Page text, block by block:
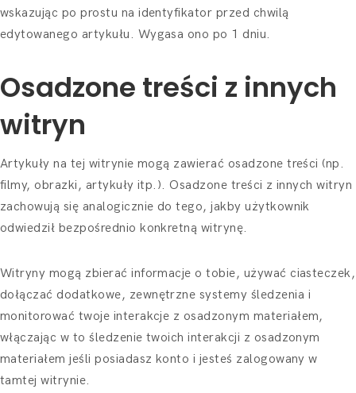
wskazując po prostu na identyfikator przed chwilą
edytowanego artykułu. Wygasa ono po 1 dniu.
Osadzone treści z innych
witryn
Artykuły na tej witrynie mogą zawierać osadzone treści (np.
filmy, obrazki, artykuły itp.). Osadzone treści z innych witryn
zachowują się analogicznie do tego, jakby użytkownik
odwiedził bezpośrednio konkretną witrynę.
Witryny mogą zbierać informacje o tobie, używać ciasteczek,
dołączać dodatkowe, zewnętrzne systemy śledzenia i
monitorować twoje interakcje z osadzonym materiałem,
włączając w to śledzenie twoich interakcji z osadzonym
materiałem jeśli posiadasz konto i jesteś zalogowany w
tamtej witrynie.